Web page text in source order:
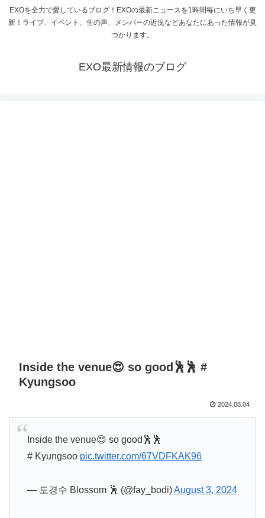
EXOを全力で愛しているブログ！EXOの最新ニュースを1時間毎にいち早く更
新！ライブ、イベント、生の声、メンバーの近況などあなたにあった情報が見
つかります。
EXO最新情報のブログ
Inside the venue😍 so good🕺🕺 #
Kyungsoo
2024.08.04
Inside the venue😍 so good🕺🕺
# Kyungsoo pic.twitter.com/67VDFKAK96
— 도경수 Blossom 🕺 (@fay_bodi)August 3, 2024